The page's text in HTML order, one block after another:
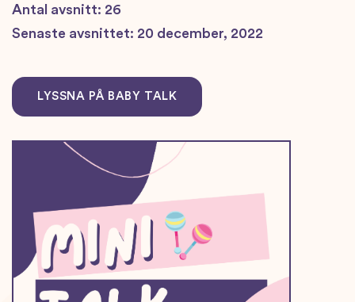
Antal avsnitt: 26
Senaste avsnittet: 20 december, 2022
LYSSNA PÅ BABY TALK